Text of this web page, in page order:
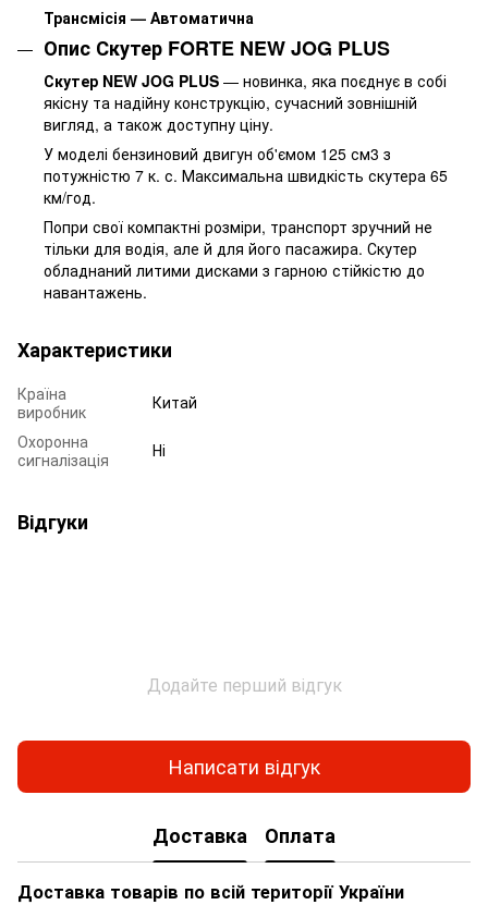
Трансмісія — Автоматична
Опис Скутер FORTE NEW JOG PLUS
Скутер NEW JOG PLUS — новинка, яка поєднує в собі
якісну та надійну конструкцію, сучасний зовнішній
вигляд, а також доступну ціну.
У моделі бензиновий двигун об'ємом 125 см3 з
потужністю 7 к. с. Максимальна швидкість скутера 65
км/год.
Попри свої компактні розміри, транспорт зручний не
тільки для водія, але й для його пасажира. Скутер
обладнаний литими дисками з гарною стійкістю до
навантажень.
Характеристики
Країна
виробник
Китай
Охоронна
сигналізація
Ні
Відгуки
Додайте перший відгук
Написати відгук
Доставка Оплата
Доставка товарів по всій території України